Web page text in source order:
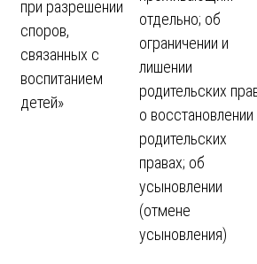
при разрешении
споров,
связанных с
воспитанием
детей»
отдельно; об
ограничении и
лишении
родительских
о восстановлении
родительских
правах; об
усыновлении
(отмене
усыновления)